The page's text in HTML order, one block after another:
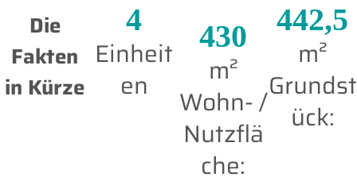
Die
Fakten
in Kürze
4
Einheit
en
430
m²
Wohn- /
Nutzflä
che:
442,5
m²
Grundst
ück: